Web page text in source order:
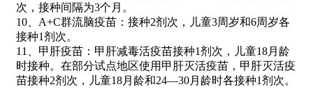
次，接种间隔为3个月。
10、A+C群流脑疫苗：接种2剂次，儿童3周岁和6周岁各
接种1剂次。
11、甲肝疫苗：甲肝减毒活疫苗接种1剂次，儿童18月龄
时接种。在部分试点地区使用甲肝灭活疫苗，甲肝灭活疫
苗接种2剂次，儿童18月龄和24—30月龄时各接种1剂次。